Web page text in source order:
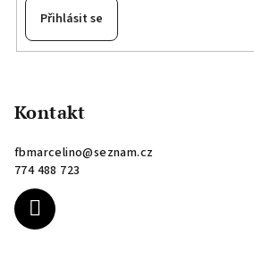
Přihlásit se
Kontakt
fbmarcelino@seznam.cz
774 488 723